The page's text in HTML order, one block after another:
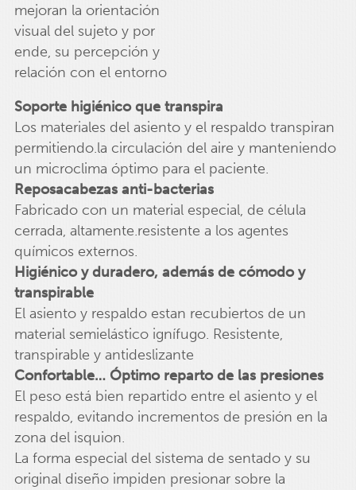
mejoran la orientación
visual del sujeto y por
ende, su percepción y
relación con el entorno
Soporte higiénico que transpira
Los materiales del asiento y el respaldo transpiran
permitiendo.la circulación del aire y manteniendo
un microclima óptimo para el paciente.
Reposacabezas anti-bacterias
Fabricado con un material especial, de célula
cerrada, altamente.resistente a los agentes
químicos externos.
Higiénico y duradero, además de cómodo y
transpirable
El asiento y respaldo estan recubiertos de un
material semielástico ignífugo. Resistente,
transpirable y antideslizante
Confortable… Óptimo reparto de las presiones
El peso está bien repartido entre el asiento y el
respaldo, evitando incrementos de presión en la
zona del isquion.
La forma especial del sistema de sentado y su
original diseño impiden presionar sobre la